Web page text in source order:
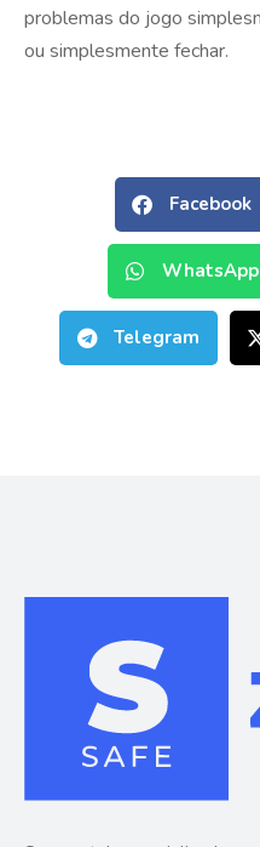
problemas do jogo
ou simplesmente fechar.
Facebook
WhatsApp
Telegram